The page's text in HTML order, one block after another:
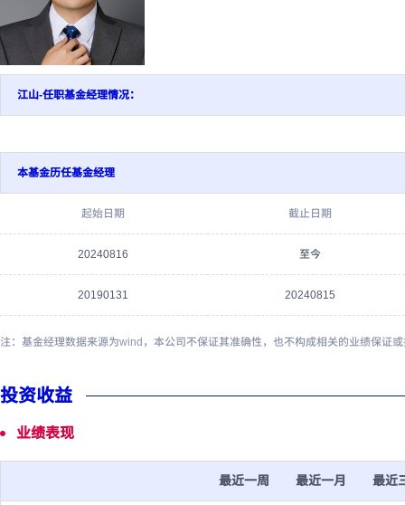
江山-任职基金经理情况：
本基金历任基金经理
起始日期 截止日期
20240816 至今
20190131 20240815
注：基金经理数据来源为wind，本公司不保证其准确性，也不构成相关的业绩保证
投资收益
业绩表现
最近一周 最近一月 最近